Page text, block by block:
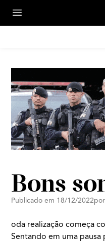
Bons
Publicado em 18/12/2022por
oda realização começa
Sentando em uma